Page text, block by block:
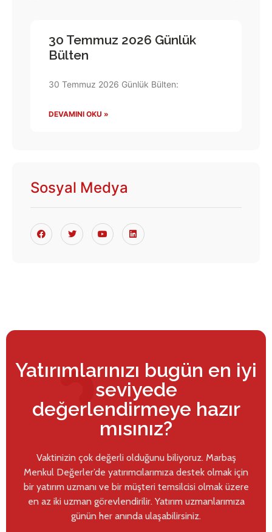
30 Temmuz 2026 Günlük
Bülten
30 Temmuz 2026 Günlük Bülten:
DEVAMINI OKU »
Sosyal Medya
Yatırımlarınızı bugün en iyi
seviyede
değerlendirmeye hazır
mısınız?
Vaktinizin çok değerli olduğunu biliyoruz. Marbaş
Menkul Değerler’de yatırımcılarımıza destek olmak için
bir yatırım uzmanı ve bir müşteri temsilcisi olmak üzere
en az iki uzman görevlendirilir. Yatırım uzmanlarımıza
günün her anında ulaşabilirsiniz.